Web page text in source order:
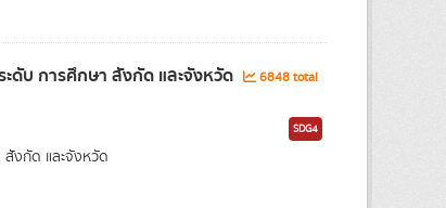
ดับ การศึกษา สังกัด และจังหวัด
6848 total
SDG4
งกัด และจังหวัด